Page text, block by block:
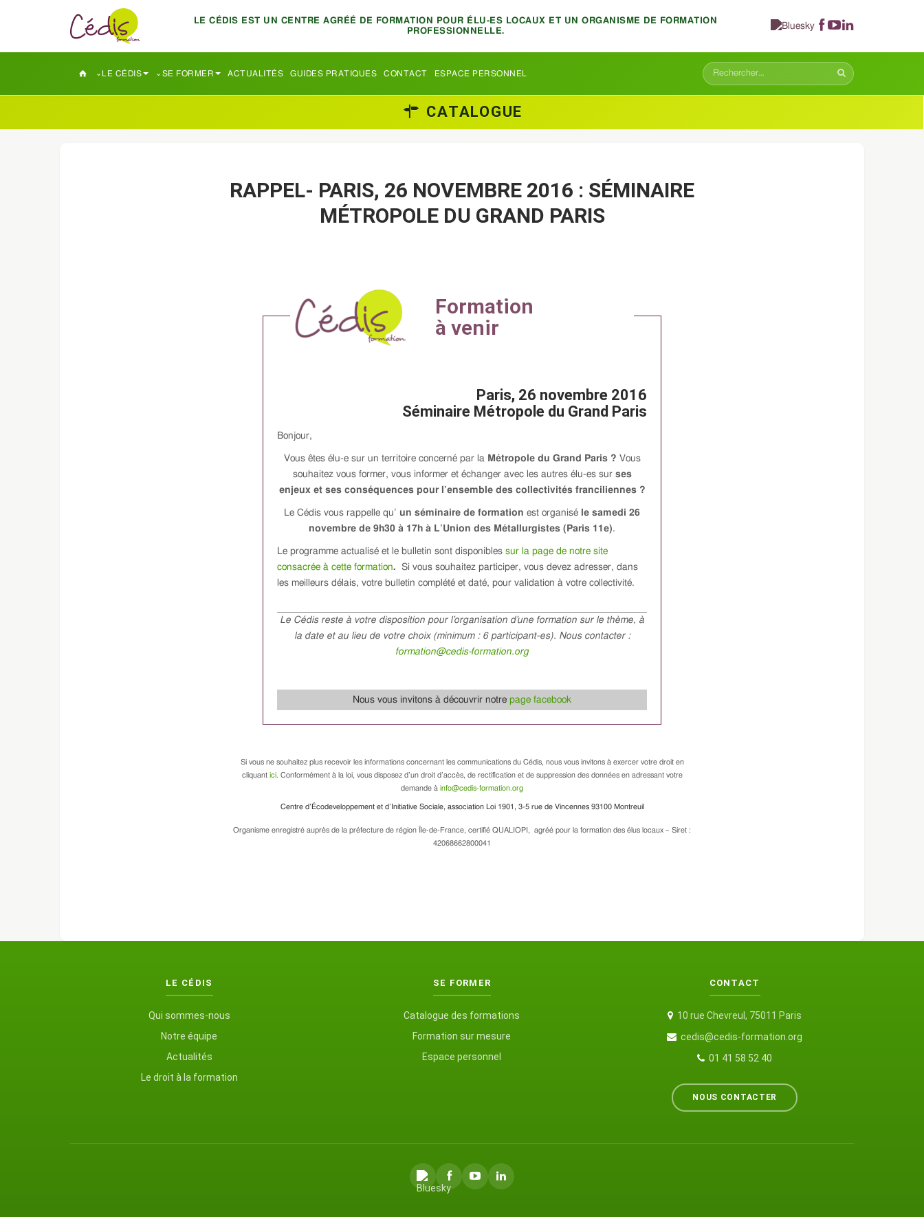
LE CÉDIS EST UN CENTRE AGRÉÉ DE FORMATION POUR ÉLU-ES LOCAUX ET UN ORGANISME DE FORMATION
PROFESSIONNELLE.
LE CÉDIS SE FORMER ACTUALITÉS GUIDES PRATIQUES CONTACT ESPACE PERSONNEL
CATALOGUE
RAPPEL- PARIS, 26 NOVEMBRE 2016 : SÉMINAIRE
MÉTROPOLE DU GRAND PARIS
Paris, 26 novembre 2016
Séminaire Métropole du Grand Paris
Bonjour,
Vous êtes élu-e sur un territoire concerné par la Métropole du Grand Paris ? Vous
souhaitez vous former, vous informer et échanger avec les autres élu-es sur ses
enjeux et ses conséquences pour l’ensemble des collectivités franciliennes ?
Le Cédis vous rappelle qu’ un séminaire de formation est organisé le samedi 26
novembre de 9h30 à 17h à L’Union des Métallurgistes (Paris 11e).
Le programme actualisé et le bulletin sont disponibles sur la page de notre site
consacrée à cette formation.
Si vous souhaitez participer, vous devez adresser, dans
les meilleurs délais, votre bulletin complété et daté, pour validation à votre collectivité.
Le Cédis reste à votre disposition pour l’organisation d’une formation sur le thème, à
la date et au lieu de votre choix (minimum : 6 participant-es). Nous contacter :
formation@cedis-formation.org
Nous vous invitons à découvrir notre page facebook
Si vous ne souhaitez plus recevoir les informations concernant les communications du Cédis, nous vous invitons à exercer votre droit en
cliquant ici. Conformément à la loi, vous disposez d’un droit d’accès, de rectification et de suppression des données en adressant votre
demande à info@cedis-formation.org
Centre d’Écodeveloppement et d’Initiative Sociale, association Loi 1901, 3-5 rue de Vincennes 93100 Montreuil
Organisme enregistré auprès de la préfecture de région Île-de-France, certifié QUALIOPI, agréé pour la formation des élus locaux – Siret :
42068662800041
LE CÉDIS
Qui sommes-nous
Notre équipe
Actualités
Le droit à la formation
SE FORMER
Catalogue des formations
Formation sur mesure
Espace personnel
CONTACT
10 rue Chevreul, 75011 Paris
cedis@cedis-formation.org
01 41 58 52 40
NOUS CONTACTER